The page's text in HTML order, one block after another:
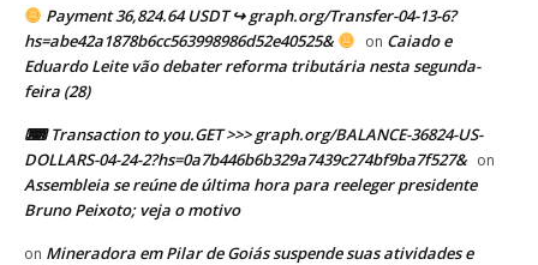
Payment 36,824.64 USDT ↪ graph.org/Transfer-04-13-6?
hs=abe42a1878b6cc563998986d52e40525&
on Caiado e
Eduardo Leite vão debater reforma tributária nesta segunda-
feira (28)
⌨ Transaction to you.GET >>> graph.org/BALANCE-36824-US-
DOLLARS-04-24-2?hs=0a7b446b6b329a7439c274bf9ba7f527& on
Assembleia se reúne de última hora para reeleger presidente
Bruno Peixoto; veja o motivo
on Mineradora em Pilar de Goiás suspende suas atividades e